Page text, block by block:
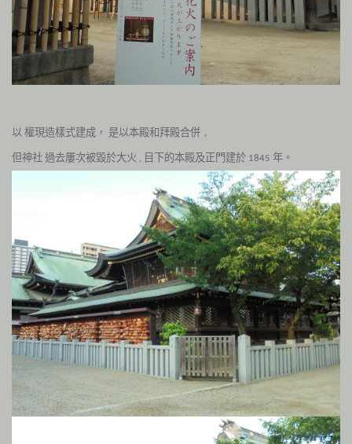
以權現造樣式建成， 是以本殿和拜殿合併 ，
但神社過去屢次被毀於大火 , 目下的本殿及正門建於 1845 年。